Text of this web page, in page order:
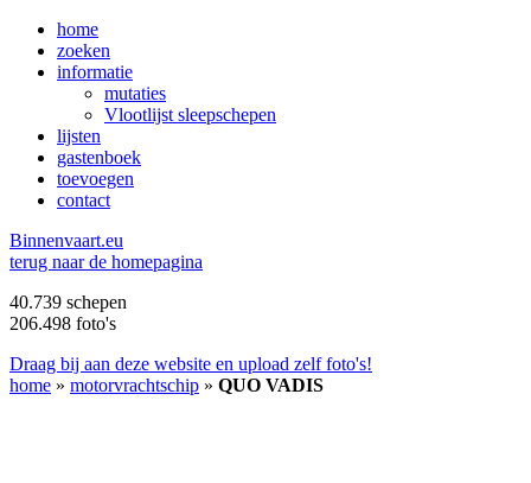
home
zoeken
informatie
mutaties
Vlootlijst sleepschepen
lijsten
gastenboek
toevoegen
contact
Binnenvaart.eu
terug naar de homepagina
40.739 schepen
206.498 foto's
Draag bij aan deze website en upload zelf foto's!
home » motorvrachtschip » QUO VADIS